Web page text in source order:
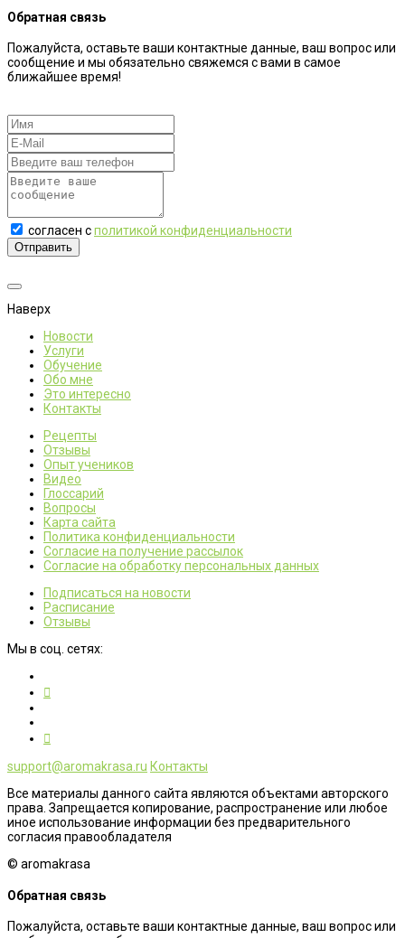
Обратная связь
Пожалуйста, оставьте ваши контактные данные, ваш вопрос или
сообщение и мы обязательно свяжемся с вами в самое
ближайшее время!
согласен сполитикой конфиденциальности
Отправить
Наверх
Новости
Услуги
Обучение
Обо мне
Это интересно
Контакты
Рецепты
Отзывы
Опыт учеников
Видео
Глоссарий
Вопросы
Карта сайта
Политика конфиденциальности
Согласие на получение рассылок
Согласие на обработку персональных данных
Подписаться на новости
Расписание
Отзывы
Мы в соц. сетях:
support@aromakrasa.ru Контакты
Все материалы данного сайта являются объектами авторского
права. Запрещается копирование, распространение или любое
иное использование информации без предварительного
согласия правообладателя
© aromakrasa
Обратная связь
Пожалуйста, оставьте ваши контактные данные, ваш вопрос или